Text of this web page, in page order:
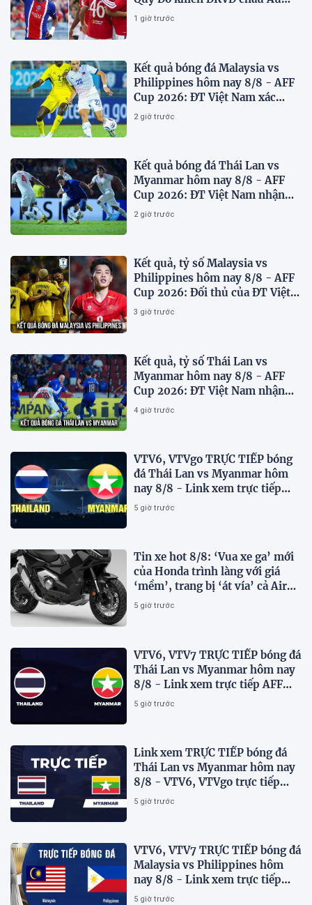
toát mồ hôi
1 giờ trước
Kết quả bóng đá Malaysia vs
Philippines hôm nay 8/8 - AFF
Cup 2026: ĐT Việt Nam xác
định đối thủ
2 giờ trước
Kết quả bóng đá Thái Lan vs
Myanmar hôm nay 8/8 - AFF
Cup 2026: ĐT Việt Nam nhận
'chiến thư'
2 giờ trước
Kết quả, tỷ số Malaysia vs
Philippines hôm nay 8/8 - AFF
Cup 2026: Đối thủ của ĐT Việt
Nam lộ diện
3 giờ trước
Kết quả, tỷ số Thái Lan vs
Myanmar hôm nay 8/8 - AFF
Cup 2026: ĐT Việt Nam nhận
tin vui
4 giờ trước
VTV6, VTVgo TRỰC TIẾP bóng
đá Thái Lan vs Myanmar hôm
nay 8/8 - Link xem trực tiếp
AFF Cup 2026 mới nhất
5 giờ trước
Tin xe hot 8/8: ‘Vua xe ga’ mới
của Honda trình làng với giá
‘mềm’, trang bị ‘át vía’ cả Air
Blade và SH
5 giờ trước
VTV6, VTV7 TRỰC TIẾP bóng đá
Thái Lan vs Myanmar hôm nay
8/8 - Link xem trực tiếp AFF
Cup 2026 mới nhất
5 giờ trước
Link xem TRỰC TIẾP bóng đá
Thái Lan vs Myanmar hôm nay
8/8 - VTV6, VTVgo trực tiếp
AFF Cup 2026
5 giờ trước
VTV6, VTV7 TRỰC TIẾP bóng đá
Malaysia vs Philippines hôm
nay 8/8 - Link xem trực tiếp
AFF Cup 2026 mới nhất
5 giờ trước